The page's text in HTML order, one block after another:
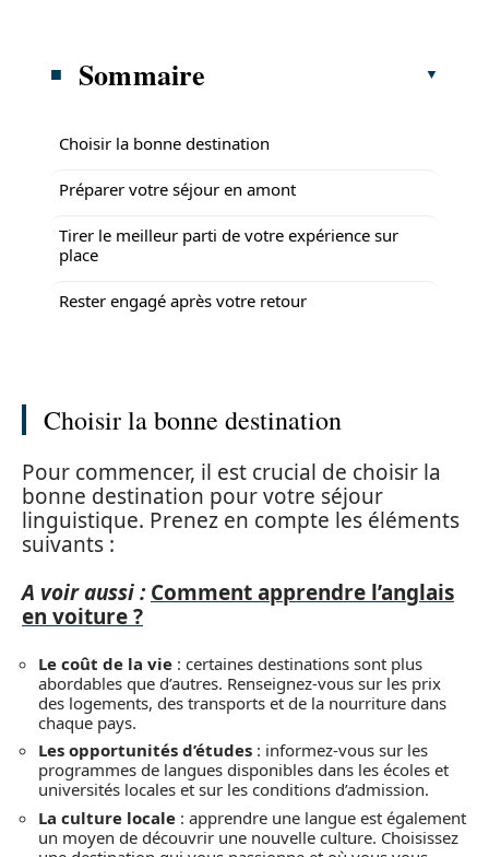
Sommaire
Choisir la bonne destination
Préparer votre séjour en amont
Tirer le meilleur parti de votre expérience sur
place
Rester engagé après votre retour
Choisir la bonne destination
Pour commencer, il est crucial de choisir la
bonne destination pour votre séjour
linguistique. Prenez en compte les éléments
suivants :
A voir aussi : Comment apprendre l’anglais
en voiture ?
Le coût de la vie : certaines destinations sont plus
abordables que d’autres. Renseignez-vous sur les prix
des logements, des transports et de la nourriture dans
chaque pays.
Les opportunités d’études : informez-vous sur les
programmes de langues disponibles dans les écoles et
universités locales et sur les conditions d’admission.
La culture locale : apprendre une langue est également
un moyen de découvrir une nouvelle culture. Choisissez